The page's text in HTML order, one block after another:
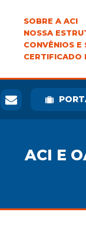
SOBRE A ACI
NOSSA
CONVÊNIOS E
CERTIFICADO
ACI E